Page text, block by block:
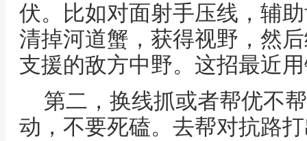
伏。比如对面射手压线，辅
清掉河道蟹，获得视野，然
支援的敌方中野。这招最近
第二，换线抓或者帮优不
动，不要死磕。去帮对抗路